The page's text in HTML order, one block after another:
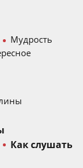
Мудрость
Как слушать